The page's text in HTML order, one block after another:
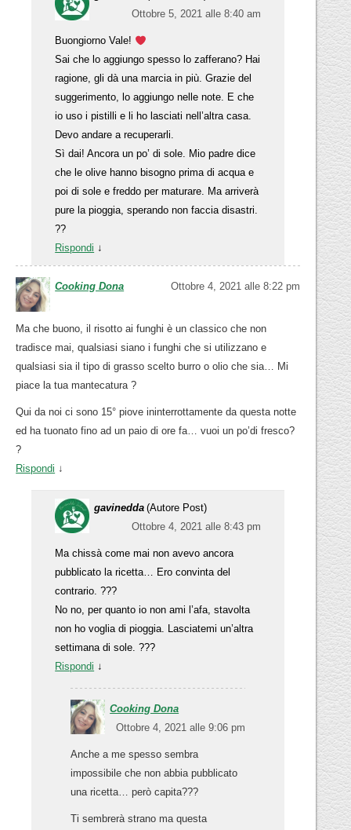
Ottobre 5, 2021 alle 8:40 am
Buongiorno Vale!
Sai che lo aggiungo spesso lo zafferano? Hai
ragione, gli dà una marcia in più. Grazie del
suggerimento, lo aggiungo nelle note. E che
io uso i pistilli e li ho lasciati nell’altra casa.
Devo andare a recuperarli.
Sì dai! Ancora un po’ di sole. Mio padre dice
che le olive hanno bisogno prima di acqua e
poi di sole e freddo per maturare. Ma arriverà
pure la pioggia, sperando non faccia disastri.
??
Rispondi ↓
Cooking Dona Ottobre 4, 2021 alle 8:22 pm
Ma che buono, il risotto ai funghi è un classico che non
tradisce mai, qualsiasi siano i funghi che si utilizzano e
qualsiasi sia il tipo di grasso scelto burro o olio che sia… Mi
piace la tua mantecatura ?
Qui da noi ci sono 15° piove ininterrottamente da questa notte
ed ha tuonato fino ad un paio di ore fa… vuoi un po’di fresco?
?
Rispondi ↓
gavinedda (Autore Post)
Ottobre 4, 2021 alle 8:43 pm
Ma chissà come mai non avevo ancora
pubblicato la ricetta… Ero convinta del
contrario. ???
No no, per quanto io non ami l’afa, stavolta
non ho voglia di pioggia. Lasciatemi un’altra
settimana di sole. ???
Rispondi ↓
Cooking Dona
Ottobre 4, 2021 alle 9:06 pm
Anche a me spesso sembra
impossibile che non abbia pubblicato
una ricetta… però capita???
Ti sembrerà strano ma questa